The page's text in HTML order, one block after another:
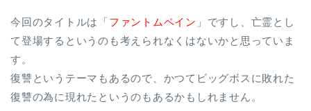
今回のタイトルは「ファントムペイン 」ですし、亡霊とし
て登場するというのも考えられなくはないかと思っていま
す。
復讐というテーマもあるので、かつてビッグボスに敗れた
復讐の為に現れたというのもあるかもしれません。